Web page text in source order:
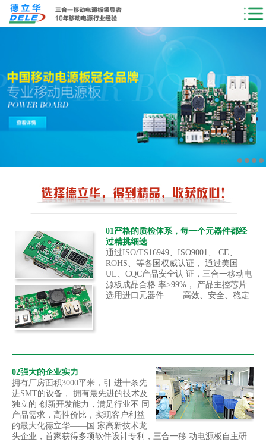
01严格的质检体系，每一个元器件都经
过精挑细选
通过ISO/TS16949、ISO9001、 CE、
ROHS、等各国权威认证， 通过美国
UL、CQC产品安全认 证，三合一移动电
源板成品合格 率>99%， 产品主控芯片
选用进口元器件 ——高效、安全、稳定
02强大的企业实力
拥有厂房面积3000平米，引 进十条先
进SMT的设备， 拥有最先进的技术及
独立的 创新开发能力，满足行业不 同
产品需求，高性价比，实现客户利益
的最大化德立华——国 家高新技术龙
头企业，首家获得多项软件设计专利，三合一移 动电源板自主研